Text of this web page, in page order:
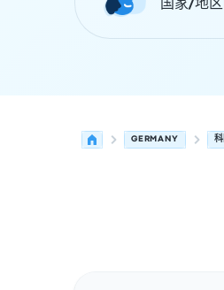
国家/地
GERMANY